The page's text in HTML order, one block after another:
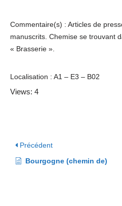
Commentaire(s) : Articles de
manuscrits. Chemise se trouvant
« Brasserie ».
Localisation : A1 – E3 – B02
Views: 4
Précédent
Bourgogne (chemin de)